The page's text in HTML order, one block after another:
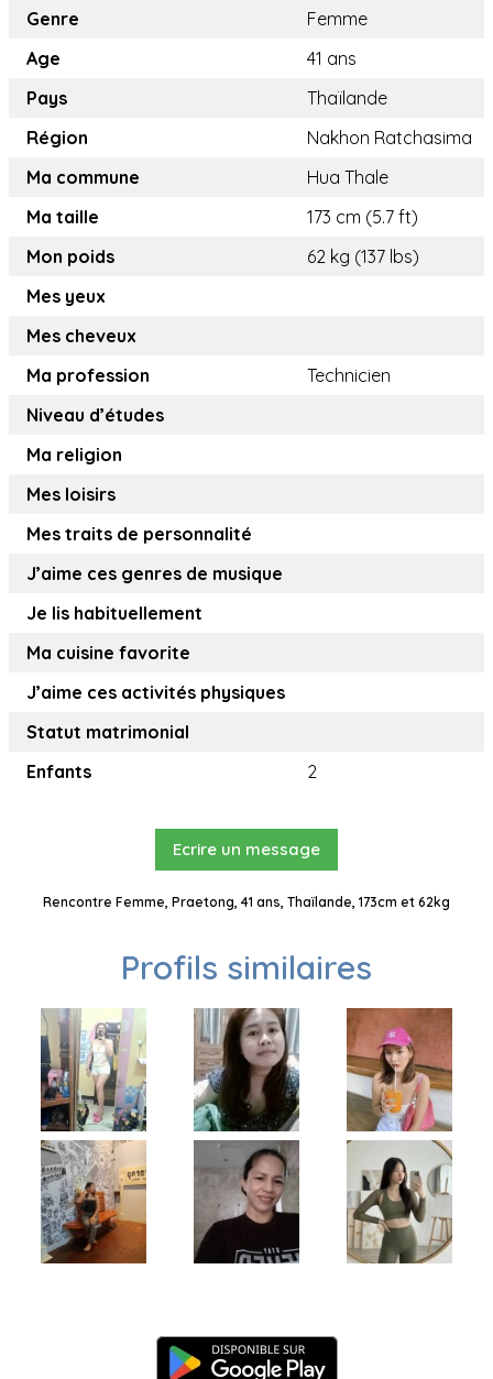
Genre
Femme
Age
41 ans
Pays
Thaïlande
Région
Nakhon Ratchasima
Ma commune
Hua Thale
Ma taille
173 cm (5.7 ft)
Mon poids
62 kg (137 lbs)
Mes yeux
Mes cheveux
Ma profession
Technicien
Niveau d’études
Ma religion
Mes loisirs
Mes traits de personnalité
J’aime ces genres de musique
Je lis habituellement
Ma cuisine favorite
J’aime ces activités physiques
Statut matrimonial
Enfants
2
Ecrire un message
Rencontre Femme, Praetong, 41 ans, Thaïlande, 173cm et 62kg
Profils similaires